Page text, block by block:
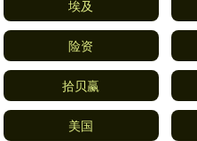
埃及
险资
拾贝赢
美国